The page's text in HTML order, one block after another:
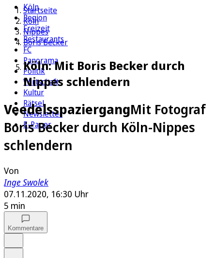
Köln
Region
Freizeit
Restaurants
FC
Panorama
Politik
Wirtschaft
Kultur
Rätsel
Newsletter
E-Paper
Startseite
Köln
Nippes
Boris Becker
Köln: Mit Boris Becker durch
Nippes schlendern
VeedelsspaziergangMit Fotograf
Boris Becker durch Köln-Nippes
schlendern
Von
Inge Swolek
07.11.2020, 16:30 Uhr
5 min
Kommentare